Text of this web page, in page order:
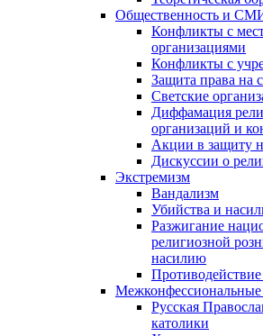
Общественность и
Конфликты с
организациями
Конфликты с
Защита права на
Светские
Диффамация
организаций и
Акции в защиту
Дискуссии о
Экстремизм
Вандализм
Убийства и
Разжигание
религиозной
насилию
Русская
католики